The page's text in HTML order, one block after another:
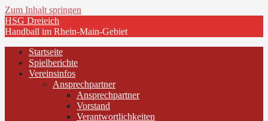
Zum Inhalt springen
HSG Dreieich
Handball im Rhein-Main-Gebiet
Startseite
Spielberichte
Vereinsinfos
Ansprechpartner
Ansprechpartner
Vorstand
Verantwortlichkeiten